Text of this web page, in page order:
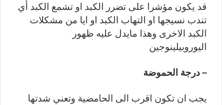
قد يكون مؤشرا على تضرر الكبد او تشمع الكبد أي
تندب نسيجها او التهاب الكبد او ايا من مشكلات
الكبد الاخرى وهذا مايدل عليه ظهور
اليوروبيلينوجين
– درجة الحموضة
يجب ان تكون اقرب الى الحامضية وتعني شدتها